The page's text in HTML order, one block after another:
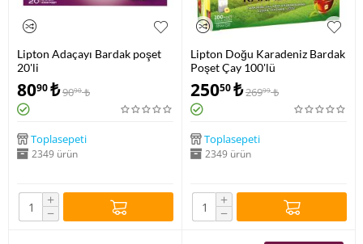
Lipton Adaçayı Bardak poşet
20'li
8090₺9090 ₺
Toplasepeti
2349 ürün
+
−
Lipton Doğu Karadeniz Bardak
Poşet Çay 100'lü
25050₺26999 ₺
Toplasepeti
2349 ürün
+
−